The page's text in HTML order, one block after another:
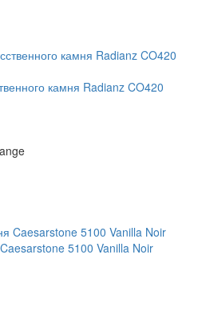
камня Radianz CO420
5100 Vanilla Noir